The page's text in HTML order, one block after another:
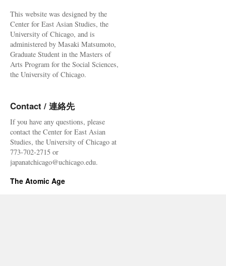
This website was designed by the
Center for East Asian Studies, the
University of Chicago, and is
administered by Masaki Matsumoto,
Graduate Student in the Masters of
Arts Program for the Social Sciences,
the University of Chicago.
Contact / 連絡先
If you have any questions, please
contact the Center for East Asian
Studies, the University of Chicago at
773-702-2715 or
japanatchicago@uchicago.edu.
The Atomic Age